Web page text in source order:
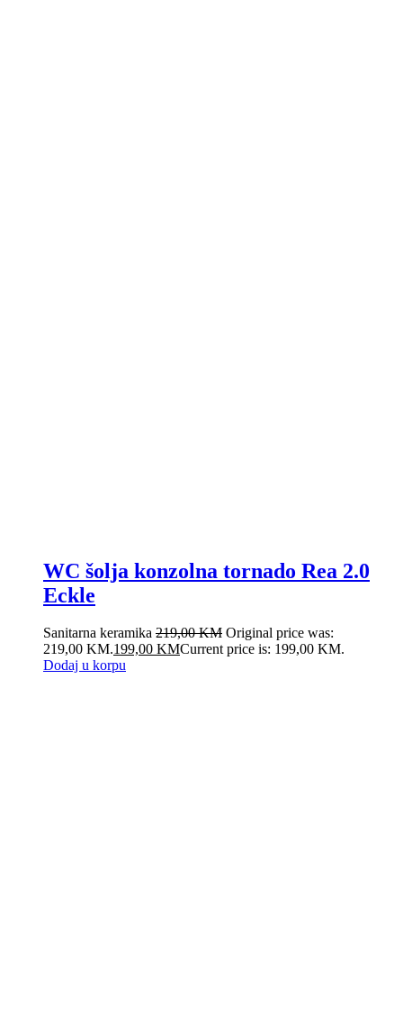
WC šolja konzolna tornado Rea 2.0
Eckle
Sanitarna keramika 219,00KM Original price was:
219,00 KM.199,00 KMCurrent price is: 199,00 KM.
Dodaj u korpu